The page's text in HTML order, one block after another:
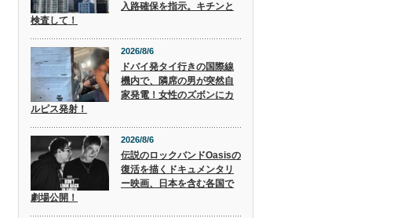
入路確保を指示。キチンと
検査して！
2026/8/6
ドバイ発タイ行きの国際線
機内で、隣席の男が突然自
家発電！女性のズボンにカ
ルピス発射！
2026/8/6
伝説のロックバンドOasisの
復活を描くドキュメンタリ
ー映画、日本を含む各国で
劇場公開！